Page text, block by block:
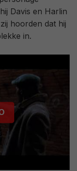
Davis en Harlin
hoorden dat hij
in.